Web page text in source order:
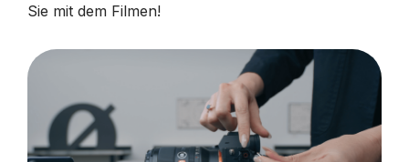
Sie mit dem Filmen!